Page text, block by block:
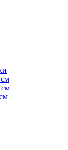
см
см